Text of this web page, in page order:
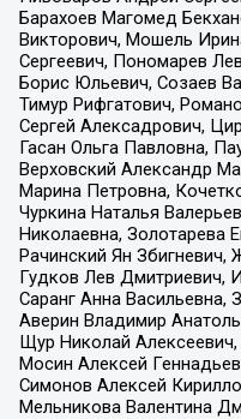
Барахоев Магомед
Викторович, Мошель
Сергеевич, Пономарев
Борис Юльевич, Созаев
Тимур Рифгатович,
Сергей Алексадрович,
Гасан Ольга Павловна,
Верховский Александр
Марина Петровна,
Чуркина Наталья
Николаевна, Золотарева
Рачинский Ян Збигневич,
Гудков Лев Дмитриевич,
Саранг Анна Васильевна,
Аверин Владимир
Щур Николай
Мосин Алексей
Симонов Алексей
Мельникова Валентина